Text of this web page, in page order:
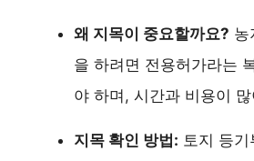
왜 지목이 중요할까요? 농
을 하려면 전용허가라는
야 하며, 시간과 비용이
지목 확인 방법: 토지 등기